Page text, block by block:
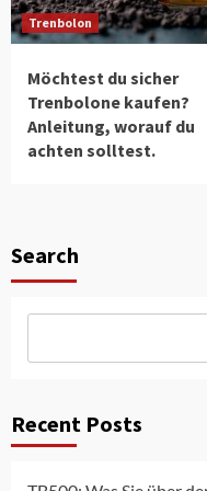
Trenbolon
Möchtest du sicher
Trenbolone kaufen?
Anleitung, worauf du
achten solltest.
Search
Recent Posts